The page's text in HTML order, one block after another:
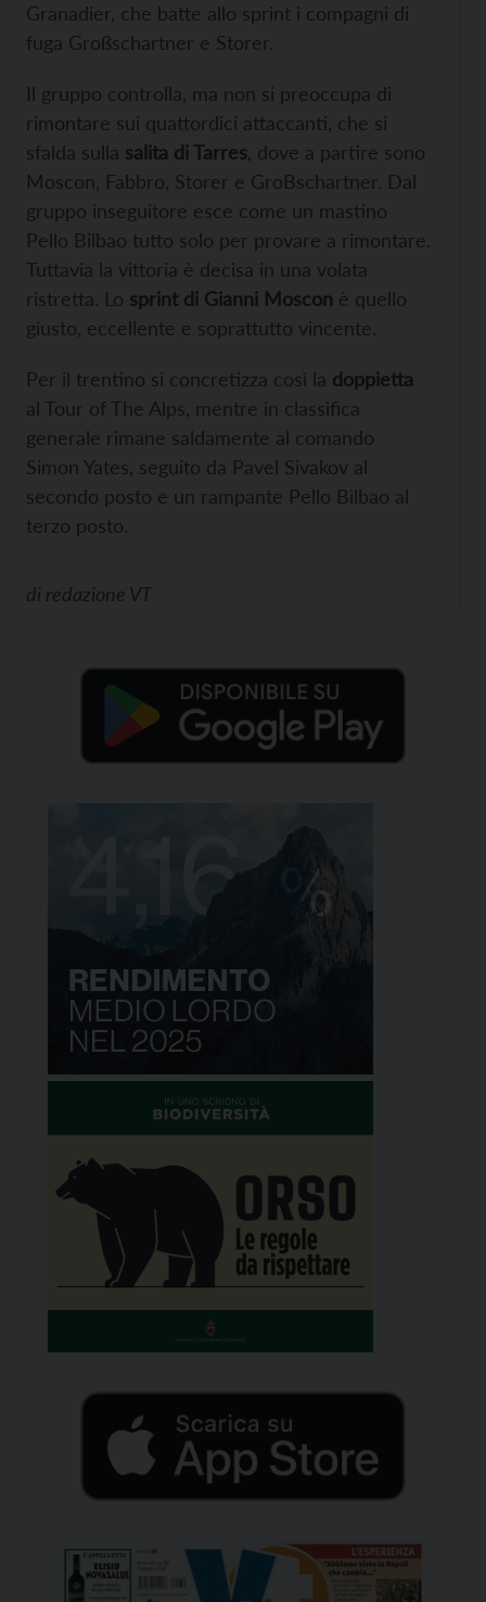
Granadier, che batte allo sprint i compagni di
fuga Großschartner e Storer.
Il gruppo controlla, ma non si preoccupa di
rimontare sui quattordici attaccanti, che si
sfalda sulla salita di Tarres , dove a partire sono
Moscon, Fabbro, Storer e GroBschartner. Dal
gruppo inseguitore esce come un mastino
Pello Bilbao tutto solo per provare a rimontare.
Tuttavia la vittoria è decisa in una volata
ristretta. Lo sprint di Gianni Moscon è quello
giusto, eccellente e soprattutto vincente.
Per il trentino si concretizza così la doppietta
al Tour of The Alps, mentre in classifica
generale rimane saldamente al comando
Simon Yates, seguito da Pavel Sivakov al
secondo posto e un rampante Pello Bilbao al
terzo posto.
di redazione VT